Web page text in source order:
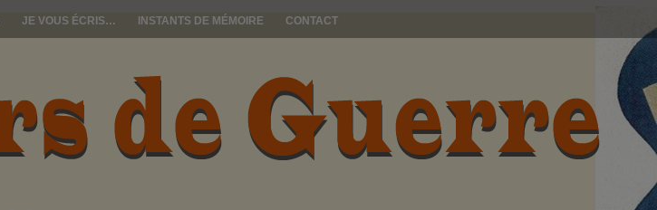
JE VOUS ÉCRIS… INSTANTS DE MÉMOIRE CONTACT